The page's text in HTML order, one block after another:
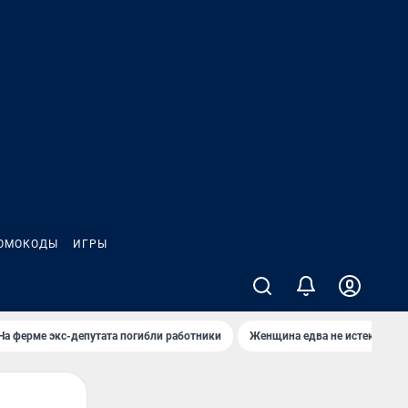
ИГРЫ
ферме экс-депутата погибли работники Женщина едва не истекла